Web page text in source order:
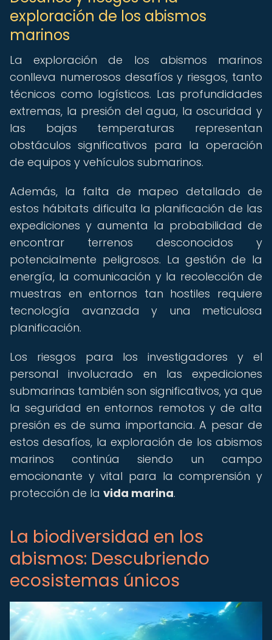
exploración de los abismos
marinos
La exploración de los abismos marinos
conlleva numerosos desafíos y riesgos, tanto
técnicos como logísticos. Las profundidades
extremas, la presión del agua, la oscuridad y
las bajas temperaturas representan
obstáculos significativos para la operación
de equipos y vehículos submarinos.
Además, la falta de mapeo detallado de
estos hábitats dificulta la planificación de las
expediciones y aumenta la probabilidad de
encontrar terrenos desconocidos y
potencialmente peligrosos. La gestión de la
energía, la comunicación y la recolección de
muestras en entornos tan hostiles requiere
tecnología avanzada y una meticulosa
planificación.
Los riesgos para los investigadores y el
personal involucrado en las expediciones
submarinas también son significativos, ya que
la seguridad en entornos remotos y de alta
presión es de suma importancia. A pesar de
estos desafíos, la exploración de los abismos
marinos continúa siendo un campo
emocionante y vital para la comprensión y
protección de la vida marina.
La biodiversidad en los
abismos: Descubriendo
ecosistemas únicos